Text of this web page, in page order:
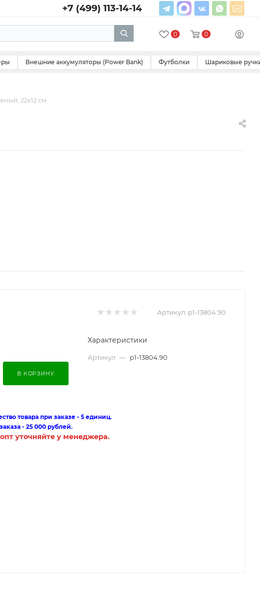
+7 (499) 113-14-14
0 0
Внешние аккумуляторы (Power Bank) Футболки Шариковые
22х12 см
Артикул: p1-13804.90
В КОРЗИНУ
Характеристики
Артикул — p1-13804.90
товара при заказе - 5 единиц.
- 25 000 рублей.
уточняйте у менеджера.